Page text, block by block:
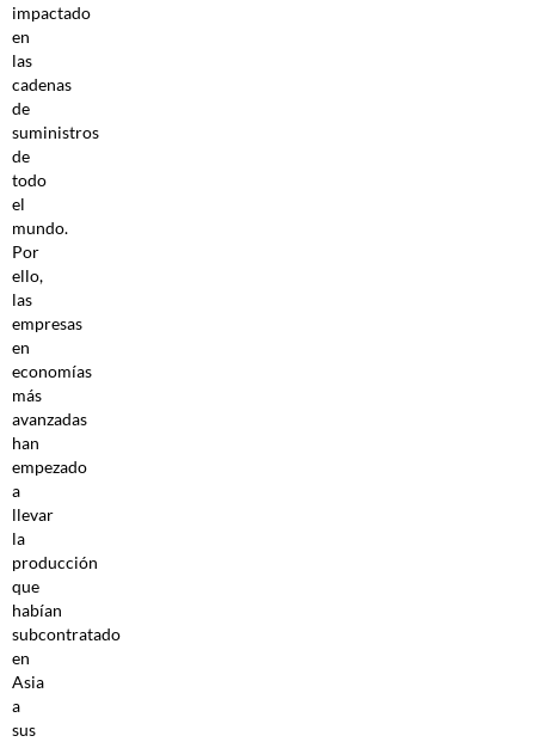
impactado
en
las
cadenas
de
suministros
de
todo
el
mundo.
Por
ello,
las
empresas
en
economías
más
avanzadas
han
empezado
a
llevar
la
producción
que
habían
subcontratado
en
Asia
a
sus